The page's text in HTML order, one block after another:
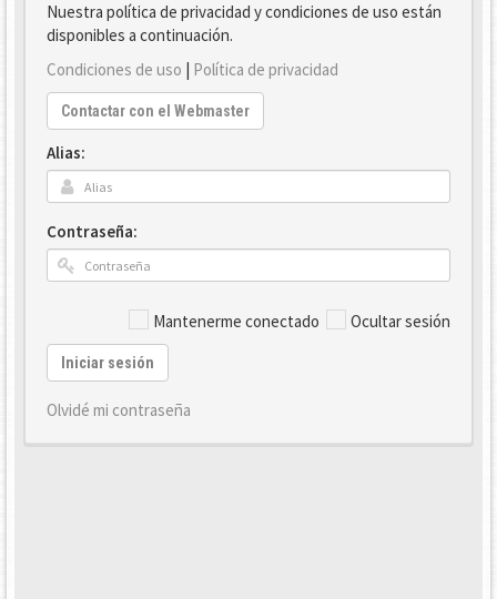
Nuestra política de privacidad y condiciones de uso están
disponibles a continuación.
Condiciones de uso | Política de privacidad
Contactar con el Webmaster
Alias:
Contraseña:
Mantenerme conectado Ocultar sesión
Iniciar sesión
Olvidé mi contraseña